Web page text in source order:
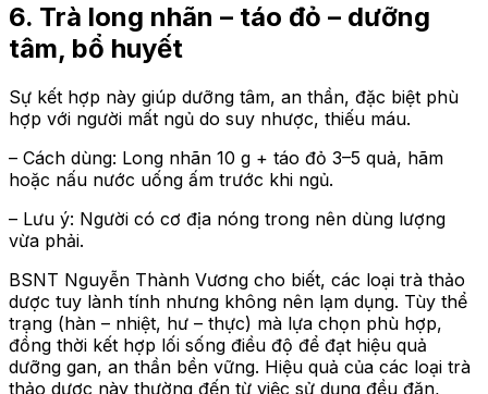
6. Trà long nhãn – táo đỏ – dưỡng
tâm, bổ huyết
Sự kết hợp này giúp dưỡng tâm, an thần, đặc biệt phù
hợp với người mất ngủ do suy nhược, thiếu máu.
– Cách dùng: Long nhãn 10 g + táo đỏ 3–5 quả, hãm
hoặc nấu nước uống ấm trước khi ngủ.
– Lưu ý: Người có cơ địa nóng trong nên dùng lượng
vừa phải.
BSNT Nguyễn Thành Vương cho biết, các loại trà thảo
dược tuy lành tính nhưng không nên lạm dụng. Tùy thể
trạng (hàn – nhiệt, hư – thực) mà lựa chọn phù hợp,
đồng thời kết hợp lối sống điều độ để đạt hiệu quả
dưỡng gan, an thần bền vững. Hiệu quả của các loại trà
thảo dược này thường đến từ việc sử dụng đều đặn,